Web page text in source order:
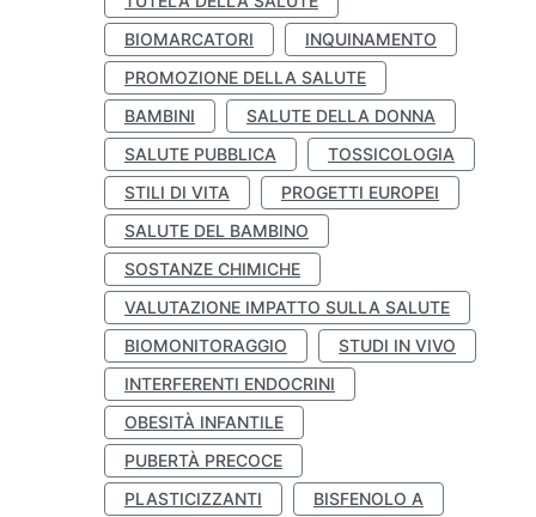
BIOMARCATORI
INQUINAMENTO
PROMOZIONE DELLA SALUTE
BAMBINI
SALUTE DELLA DONNA
SALUTE PUBBLICA
TOSSICOLOGIA
STILI DI VITA
PROGETTI EUROPEI
SALUTE DEL BAMBINO
SOSTANZE CHIMICHE
VALUTAZIONE IMPATTO SULLA SALUTE
BIOMONITORAGGIO
STUDI IN VIVO
INTERFERENTI ENDOCRINI
OBESITÀ INFANTILE
PUBERTÀ PRECOCE
PLASTICIZZANTI
BISFENOLO A